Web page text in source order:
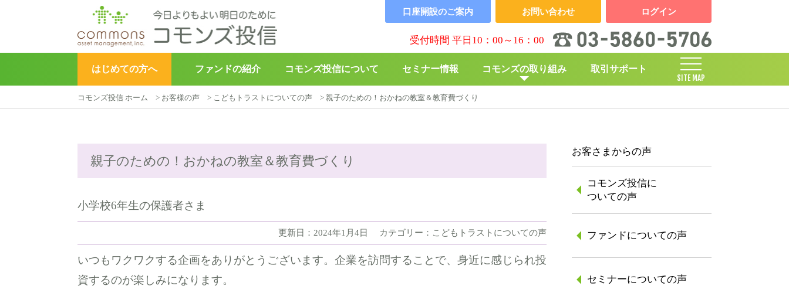
はじめての方へ ファンドの紹介 コモンズ投信について セミナー情報 コモンズの取り組み
▶︎ こどもトラスト ▶︎ コモンズBABY
取引サポート
SITE MAP
口座開設のご案内 お問い合わせ ログイン
受付時間 平日10：00～16：00
コモンズ投信 ホーム > お客様の声 > こどもトラストについての声 > 親子のための！おかねの教室＆教育費づくり
親子のための！おかねの教室＆教育費づくり
小学校6年生の保護者さま
更新日：2024年1月4日 カテゴリー：こどもトラストについての声
いつもワクワクする企画をありがとうございます。企業を訪問することで、身近に感じられ投
資するのが楽しみになります。
お客さまからの声
コモンズ投信に
ついての声
ファンドについての声
セミナーについての声